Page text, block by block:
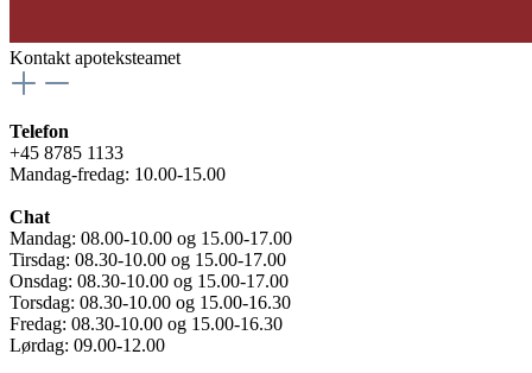
Kontakt apoteksteamet
Telefon
+45 8785 1133
Mandag-fredag: 10.00-15.00
Chat
Mandag: 08.00-10.00 og 15.00-17.00
Tirsdag: 08.30-10.00 og 15.00-17.00
Onsdag: 08.30-10.00 og 15.00-17.00
Torsdag: 08.30-10.00 og 15.00-16.30
Fredag: 08.30-10.00 og 15.00-16.30
Lørdag: 09.00-12.00